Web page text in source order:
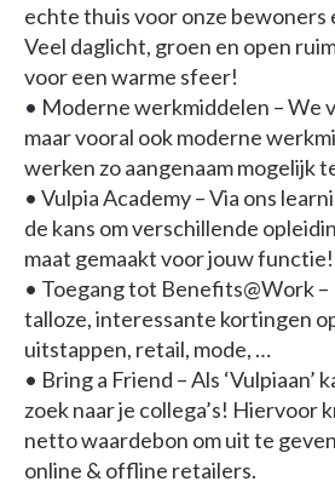
echte thuis voor onze bewoners
Veel daglicht, groen en open
voor een warme sfeer!
• Moderne werkmiddelen – We
maar vooral ook moderne
werken zo aangenaam mogelijk
• Vulpia Academy – Via ons
de kans om verschillende
maat gemaakt voor jouw functie!
• Toegang tot Benefits@Work
talloze, interessante kortingen
uitstappen, retail, mode, …
• Bring a Friend – Als ‘Vulpiaan’
zoek naar je collega’s! Hiervoor
netto waardebon om uit te
online & offline retailers.